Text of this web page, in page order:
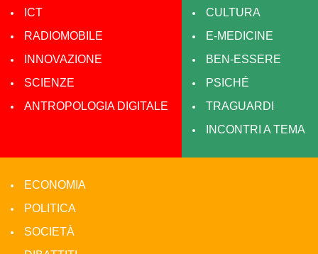
ICT
RADIOMOBILE
INNOVAZIONE
SCIENZE
ANTROPOLOGIA DIGITALE
CULTURA
E-MEDICINE
BEN-ESSERE
PSICHÉ
TRAGUARDI
INCONTRI A TEMA
ECONOMIA
POLITICA
SOCIETÀ